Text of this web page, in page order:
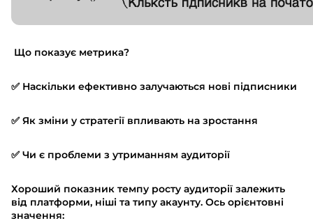
Що показує метрика?
✅ Наскільки ефективно залучаються нові підписники
✅ Як зміни у стратегії впливають на зростання
✅ Чи є проблеми з утриманням аудиторії
Хороший показник темпу росту аудиторії залежить
від платформи, ніші та типу акаунту. Ось орієнтовні
значення: